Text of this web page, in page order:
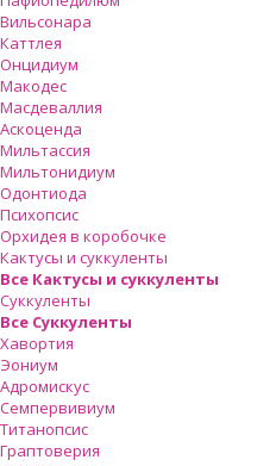
Вильсонара
Каттлея
Онцидиум
Макодес
Масдеваллия
Аскоценда
Мильтассия
Мильтонидиум
Одонтиода
Психопсис
Орхидея в коробочке
Кактусы и суккуленты
Все Кактусы и суккуленты
Суккуленты
Все Суккуленты
Хавортия
Эониум
Адромискус
Семпервивиум
Титанопсис
Граптоверия